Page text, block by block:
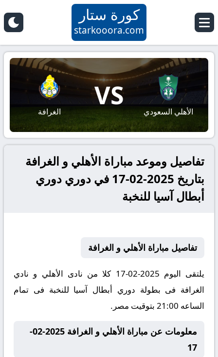
كورة ستار
starkooora.com
الأهلي السعودي
VS
الغرافة
تفاصيل وموعد مباراة الأهلي و الغرافة
بتاريخ 2025-02-17 في دوري دوري
أبطال آسيا للنخبة
تفاصيل مباراة الأهلي و الغرافة
يلتقى اليوم 2025-02-17 كلا من نادى الأهلي و نادي
الغرافة فى بطولة دوري أبطال آسيا للنخبة فى تمام
الساعه 21:00 بتوقيت مصر.
معلومات عن مباراة الأهلي و الغرافة 2025-02-
17